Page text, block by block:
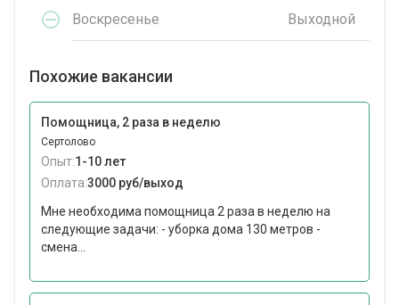
Воскресенье Выходной
Похожие вакансии
Помощница, 2 раза в неделю
Сертолово
Опыт:1-10 лет
Оплата:3000 руб/выход
Мне необходима помощница 2 раза в неделю на
следующие задачи: - уборка дома 130 метров -
смена...